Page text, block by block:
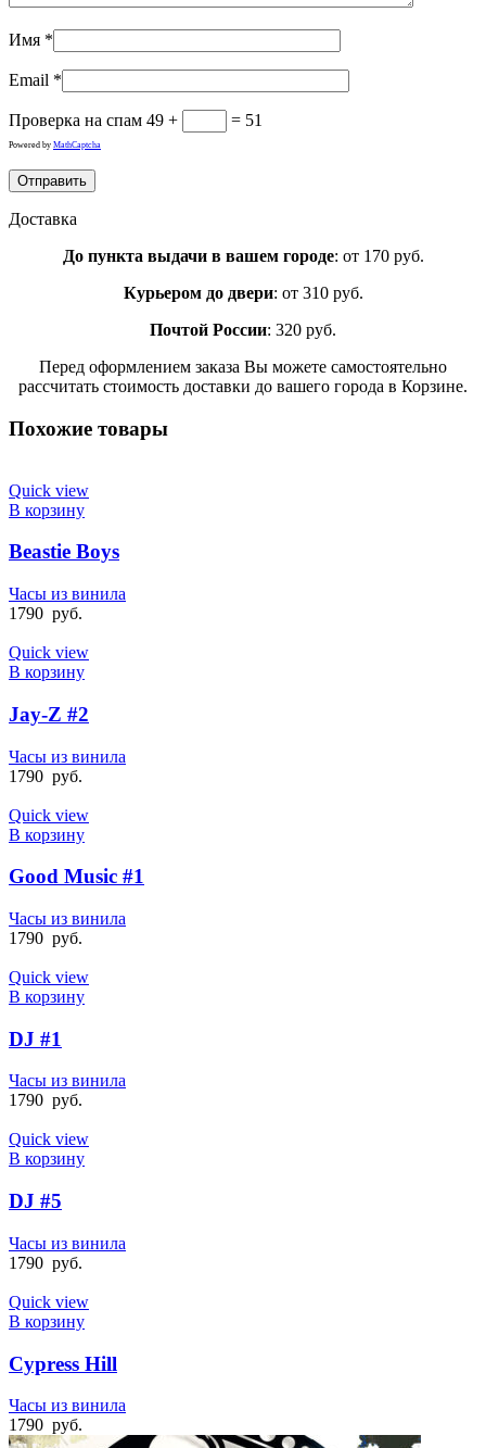
Имя *
Email *
Проверка на спам 49 + = 51
Powered by MathCaptcha
Доставка
До пункта выдачи в вашем городе: от 170 руб.
Курьером до двери: от 310 руб.
Почтой России: 320 руб.
Перед оформлением заказа Вы можете самостоятельно
рассчитать стоимость доставки до вашего города в Корзине.
Похожие товары
Quick view
В корзину
Beastie Boys
Часы из винила
1790 руб.
Quick view
В корзину
Jay-Z #2
Часы из винила
1790 руб.
Quick view
В корзину
Good Music #1
Часы из винила
1790 руб.
Quick view
В корзину
DJ #1
Часы из винила
1790 руб.
Quick view
В корзину
DJ #5
Часы из винила
1790 руб.
Quick view
В корзину
Cypress Hill
Часы из винила
1790 руб.